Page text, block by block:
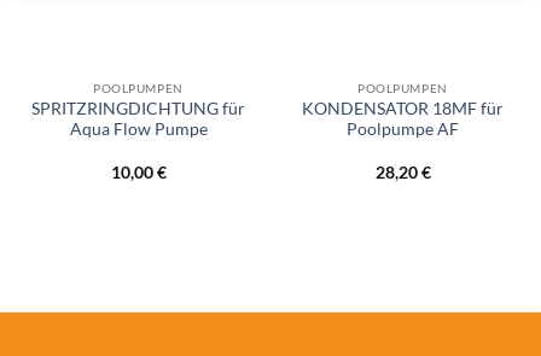
POOLPUMPEN
SPRITZRINGDICHTUNG für
Aqua Flow Pumpe
10,00€
POOLPUMPEN
KONDENSATOR 18MF für
Poolpumpe AF
28,20€